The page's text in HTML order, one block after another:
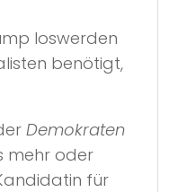
loswerden
benötigt,
Demokraten
mehr oder
für